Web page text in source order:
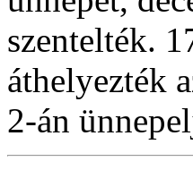
szentelték.
áthelyezték
2-án